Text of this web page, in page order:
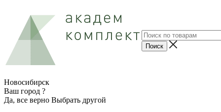
Новосибирск
Ваш город ?
Да, все верно Выбрать другой